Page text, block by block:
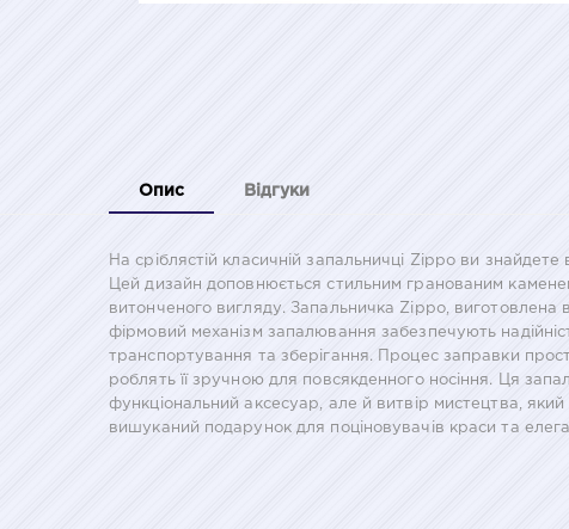
Опис Відгуки
На сріблястій класичній запальничці Zippo ви
Цей дизайн доповнюється стильним гранованим
витонченого вигляду. Запальничка Zippo, виготовлена
фірмовий механізм запалювання забезпечують
транспортування та зберігання. Процес заправки
роблять її зручною для повсякденного носіння. Ця
функціональний аксесуар, але й витвір мистецтва,
вишуканий подарунок для поціновувачів краси та